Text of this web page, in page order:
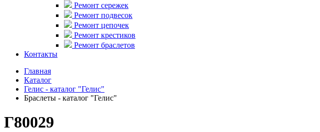
Ремонт сережек
Ремонт подвесок
Ремонт цепочек
Ремонт крестиков
Ремонт браслетов
Контакты
Главная
Каталог
Гелис - каталог "Гелис"
Браслеты - каталог "Гелис"
Г80029